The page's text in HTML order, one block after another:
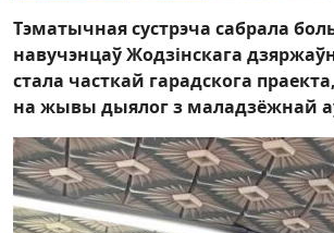
Тэматычная сустрэча сабрала
навучэнцаў Жодзінскага
стала часткай гарадскога
на жывы дыялог з маладзёжнай